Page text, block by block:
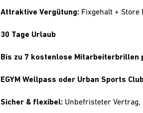
Attraktive Vergütung: Fixgehalt + Store
30 Tage Urlaub
Bis zu 7 kostenlose Mitarbeiterbrillen
EGYM Wellpass oder Urban Sports
Sicher & flexibel: Unbefristeter Vertrag,